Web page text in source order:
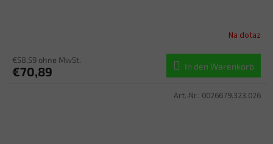
Na dotaz
€58,59 ohne MwSt.
€70,89 In den Warenkorb
Art.-Nr.: 0026679.323.026